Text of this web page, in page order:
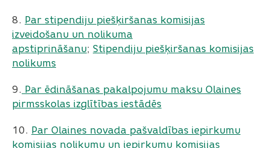
8. Par stipendiju piešķiršanas komisijas
izveidošanu un nolikuma
apstiprināšanu; Stipendiju piešķiršanas komisijas
nolikums
9. Par ēdināšanas pakalpojumu maksu Olaines
pirmsskolas izglītības iestādēs
10. Par Olaines novada pašvaldības iepirkumu
komisijas nolikumu un iepirkumu komisijas